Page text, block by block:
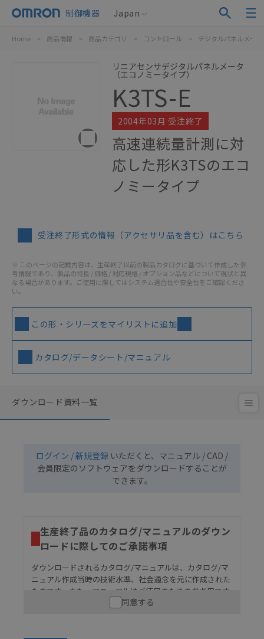
制御機器 Japan
Home > 商品情報 > 商品カテゴリ > コントロール > デジタルパネルメータ
リニアセンサデジタルパネルメータ
（エコノミータイプ）
K3TS-E
2004年03月 受注終了
高速連続量計測に対
応した形K3TSのエコ
ノミータイプ
受注終了形式の情報（アクセサリ品を含む）はこちら
※ このページの記載内容は、生産終了以前の製品カタログに基づいて作成した参
考情報であり、製品の特長 / 価格 / 対応規格 / オプション品などについて現状と異
なる場合があります。ご使用に際してはシステム適合性や安全性をご確認くださ
い。
この形・シリーズをマイリストに追加
カタログ/データシート/マニュアル
ダウンロード資料一覧
ログイン / 新規登録 いただくと、マニュアル / CAD /
会員限定のソフトウェアをダウンロードすることが
できます。
生産終了品のカタログ/マニュアルのダウン
ロードに際してのご承諾事項
ダウンロードされるカタログ/マニュアルは、カタログ/マ
ニュアル作成当時の技術水準、社会通念を元に作成された
ものです。また、マニュアルはご使用のための参考用です
ので、ご使用にあたっての安全性については十分にご配慮
同意する